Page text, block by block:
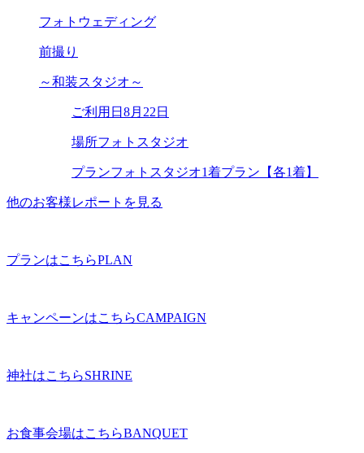
フォトウェディング
前撮り
～和装スタジオ～
ご利用日 8月22日
場所フォトスタジオ
プランフォトスタジオ1着プラン【各1着】
他のお客様レポートを見る
プランはこちらPLAN
キャンペーンはこちらCAMPAIGN
神社はこちらSHRINE
お食事会場はこちらBANQUET